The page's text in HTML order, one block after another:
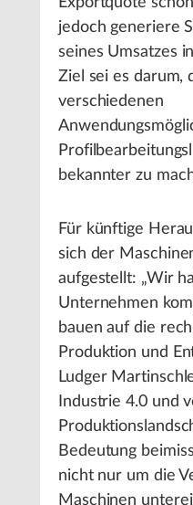
jedoch generiere
seines Umsatzes
Ziel sei es darum,
verschiedenen
bekannter zu
Für künftige
sich der
aufgestellt: „Wir
Unternehmen
bauen auf die
Produktion und
Ludger
Industrie 4.0 und
Bedeutung
nicht nur um die
Maschinen